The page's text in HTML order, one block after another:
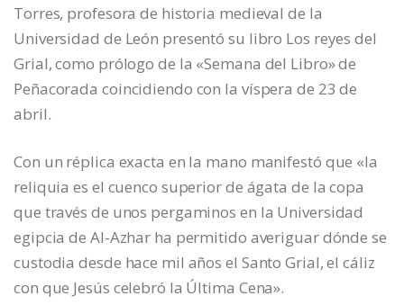
Torres, profesora de historia medieval de la
Universidad de León presentó su libro Los reyes del
Grial, como prólogo de la «Semana del Libro» de
Peñacorada coincidiendo con la víspera de 23 de
abril.
Con un réplica exacta en la mano manifestó que «la
reliquia es el cuenco superior de ágata de la copa
que través de unos pergaminos en la Universidad
egipcia de Al-Azhar ha permitido averiguar dónde se
custodia desde hace mil años el Santo Grial, el cáliz
con que Jesús celebró la Última Cena».